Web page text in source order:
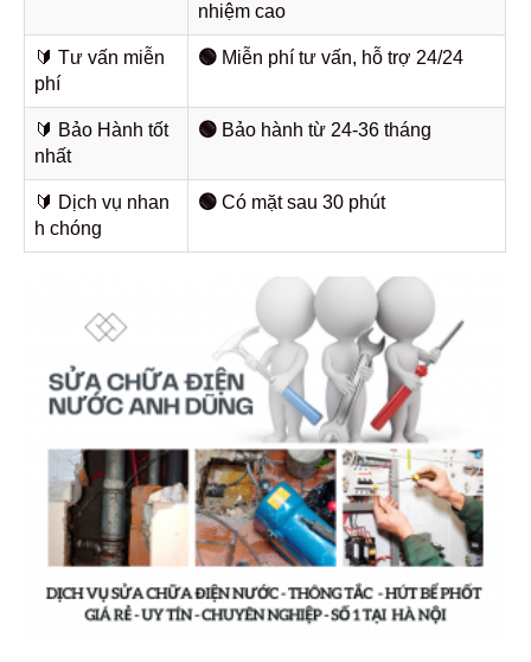
nhiệm cao
🔰️ Tư vấn miễn
phí
🟢 Miễn phí tư vấn, hỗ trợ 24/24
🔰️ Bảo Hành tốt
nhất
🟢 Bảo hành từ 24-36 tháng
🔰️ Dịch vụ nhan
h chóng
🟢 Có mặt sau 30 phút